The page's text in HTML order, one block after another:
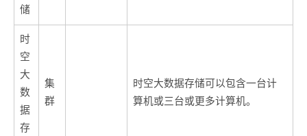
储
时
空
大
数
据
存
集
群
时空大数据存储可以包含一台计
算机或三台或更多计算机。